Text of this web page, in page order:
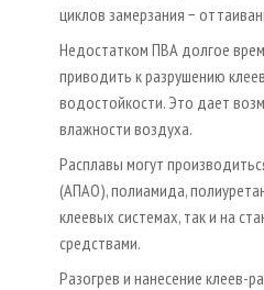
циклов замерзания −
Недостатком ПВА долгое
приводить к разрушению
водостойкости. Это дает
влажности воздуха.
Расплавы могут
(АПАО), полиамида,
клеевых системах, так и на
средствами.
Разогрев и нанесение клеев-